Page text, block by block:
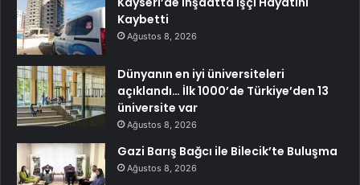
Kaybetti
Ağustos 8, 2026
Dünyanın en iyi üniversiteleri
açıklandı… İlk 1000’de Türkiye’den 13
üniversite var
Ağustos 8, 2026
Gazi Barış Bağcı ile Bilecik’te Buluşma
Ağustos 8, 2026